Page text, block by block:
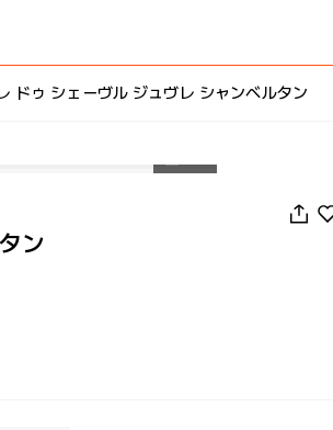
ドゥ シェーヴル ジュヴレ シャンベルタン
ン